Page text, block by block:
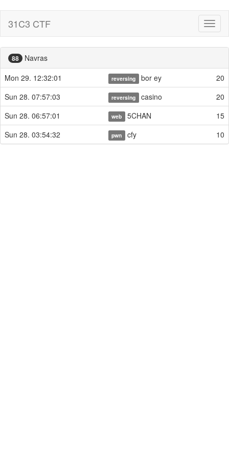
31C3 CTF
88
Navras
Mon 29. 12:32:01
reversing bor ey
20
Sun 28. 07:57:03
reversing casino
20
Sun 28. 06:57:01
web 5CHAN
15
Sun 28. 03:54:32
pwn cfy 10